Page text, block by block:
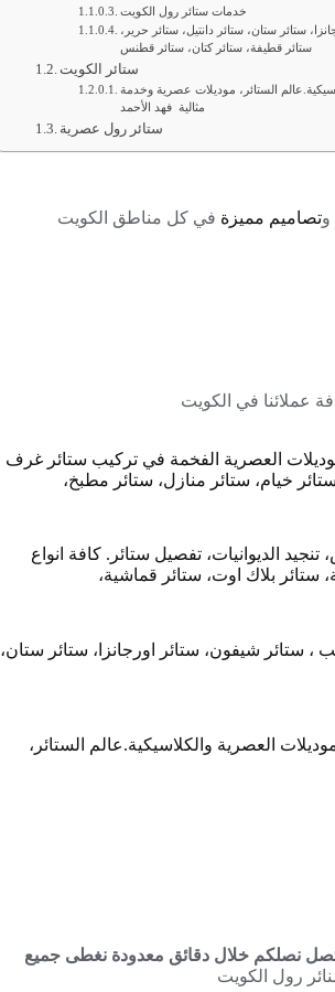
خدمات ستائر رول الكويت
ستائر ستان، ستائر دانتيل، ستائر حرير،
ستائر قطيفة، ستائر كتان، ستائر قطنس
ستائر الكويت
الستائر، موديلات عصرية وخدمة
مثالية فهد الأحمد
ستائر رول عصرية
وتصاميم مميزة في كل مناطق الكويت
عملائنا في الكويت
العصرية الفخمة في تركيب ستائر غرف
خيام، ستائر منازل، ستائر مطبخ،
الديوانيات، تفصيل ستائر. كافة انواع
ستائر بلاك اوت، ستائر قماشية،
، ستائر شيفون، ستائر اورجانزا، ستائر ستان،
العصرية والكلاسيكية.عالم الستائر،
‎موقع ستائر رول الكويت راحتكم و امانكم هو هدفنا ‎نعمل طوال أيام الأسبوع ‎اتصل نصلكم خلال دقائق معدودة ‎نغطى جميع
رول الكويت